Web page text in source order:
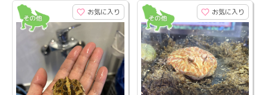
お気に入り お気に入り